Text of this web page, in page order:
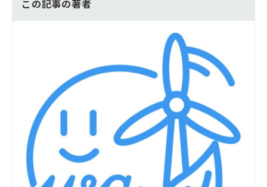
この記事の著者